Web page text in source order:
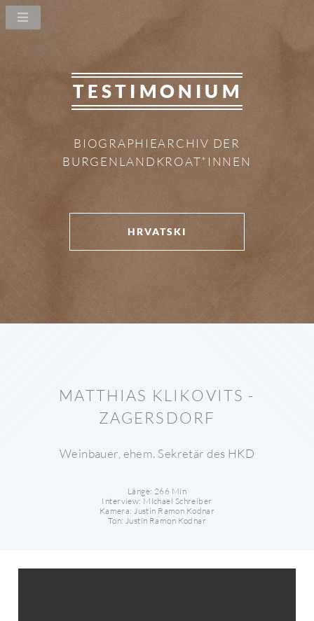
TESTIMONIUM
BIOGRAPHIEARCHIV DER
BURGENLANDKROAT*INNEN
HRVATSKI
MATTHIAS KLIKOVITS -
ZAGERSDORF
Weinbauer, ehem. Sekretär des HKD
Länge: 266 Min
Interview: Michael Schreiber
Kamera: Justin Ramon Kodnar
Ton: Justin Ramon Kodnar